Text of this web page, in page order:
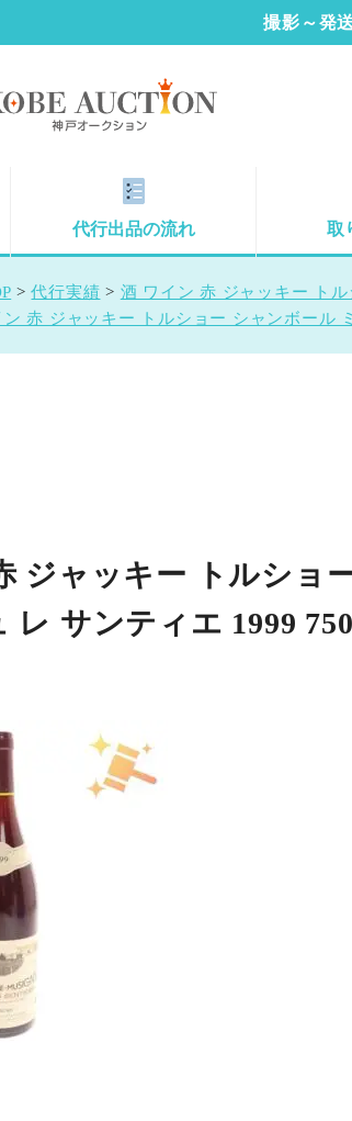
撮影～発
代行出品の流れ 取
>代行実績 > 酒 ワイン 赤 ジャッキー ト
ン 赤 ジャッキー トルショー シャンボール
ジャッキー トルショ
レ サンティエ 1999